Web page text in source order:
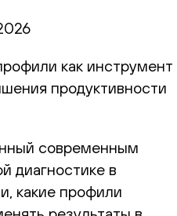
как инструмент
продуктивности
современным
диагностике в
какие профили